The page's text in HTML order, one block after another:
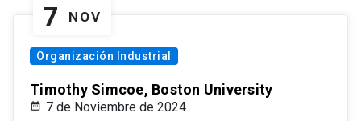
7 NOV
Organización Industrial
Timothy Simcoe, Boston University
7 de Noviembre de 2024